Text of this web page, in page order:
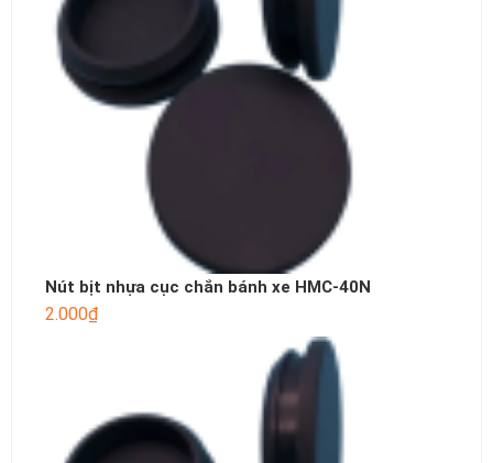
Nút bịt nhựa cục chắn bánh xe HMC-40N
2.000₫